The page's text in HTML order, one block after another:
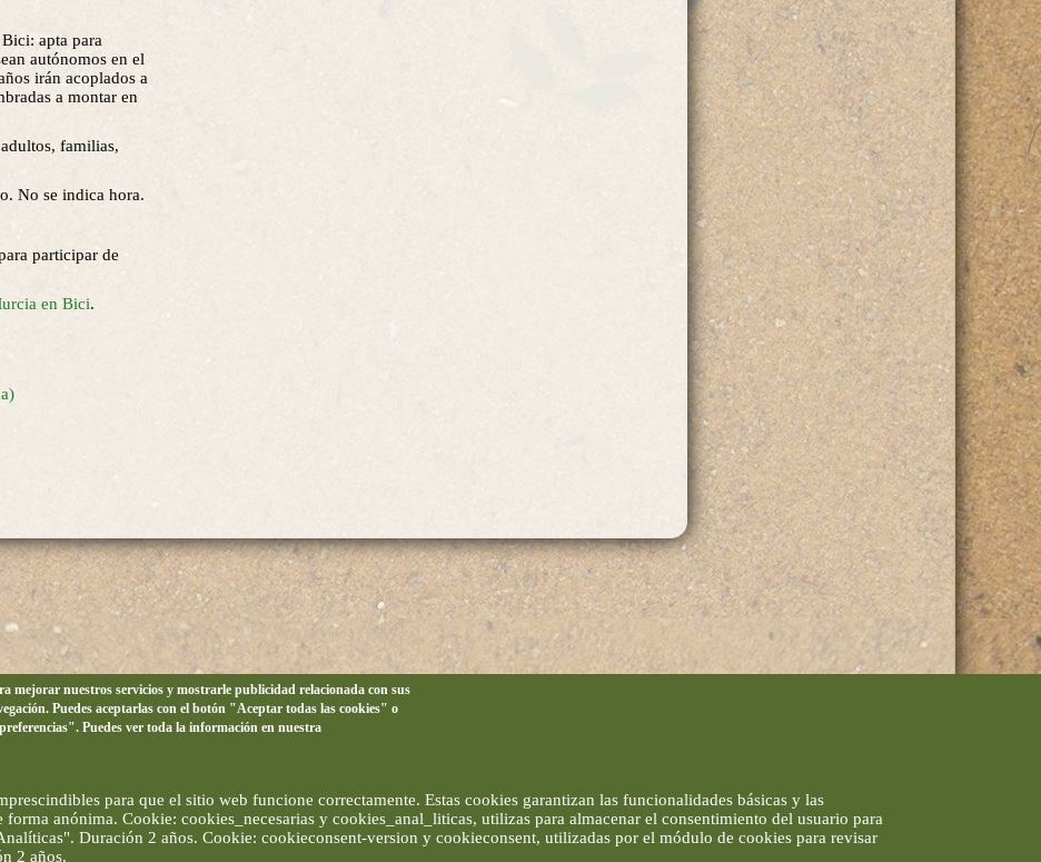
apta para
autónomos en el
irán acoplados a
a montar en
familias,
No se indica hora.
participar de
en Bici.
mejorar nuestros servicios y mostrarle publicidad relacionada con sus
Puedes aceptarlas con el botón "Aceptar todas las cookies" o
Puedes ver toda la información en nuestra
para que el sitio web funcione correctamente. Estas cookies garantizan las funcionalidades básicas y las
anónima. Cookie: cookies_necesarias y cookies_anal_liticas, utilizas para almacenar el consentimiento del usuario para
Duración 2 años. Cookie: cookieconsent-version y cookieconsent, utilizadas por el módulo de cookies para revisar
2 años.